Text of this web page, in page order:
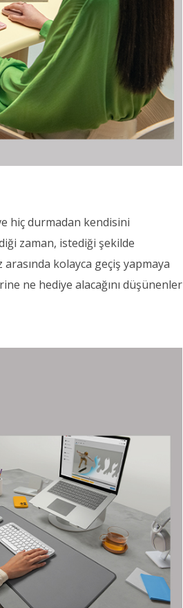
hiç durmadan kendisini
zaman, istediği şekilde
kolayca geçiş yapmaya
ne hediye alacağını düşünenler